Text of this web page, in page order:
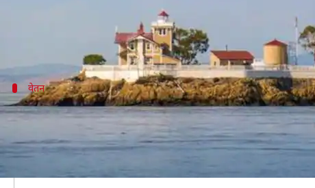
जीवन की मूलभूत आवश्यकताओं की पूर्ति के लिए पैसों की
नौकरी की बात आते ही लोग ज़्यादा से ज़्यादा वेतन वाली
वेतन
दो लोगों में बांटा जाएगा वेतन
CNN की रिपोर्ट के अनुसार अमेरिका के कैलिफ़ोर्निया के एक
इस नौकरी के अंतर्गत द्वीप पर स्थित ऐतिहासिक लाइटहाउस
बता दें कि यह भारी-भरकम वेतन किसी व्यक्ति को अकेले नहीं